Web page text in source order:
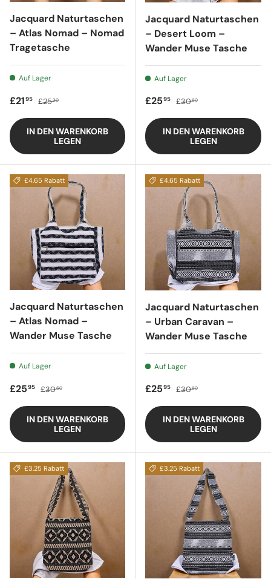
Jacquard Naturtaschen
– Atlas Nomad – Nomad
Tragetasche
Auf Lager
Verkaufspreis
£2195 Regulärer Preis
£2520
IN DEN WARENKORB
LEGEN
Jacquard Naturtaschen
– Desert Loom –
Wander Muse Tasche
Auf Lager
Verkaufspreis
£2595 Regulärer Preis
£3060
IN DEN WARENKORB
LEGEN
£4.65 Rabatt
Jacquard Naturtaschen
– Atlas Nomad –
Wander Muse Tasche
Auf Lager
Verkaufspreis
£2595 Regulärer Preis
£3060
IN DEN WARENKORB
LEGEN
£4.65 Rabatt
Jacquard Naturtaschen
– Urban Caravan –
Wander Muse Tasche
Auf Lager
Verkaufspreis
£2595 Regulärer Preis
£3060
IN DEN WARENKORB
LEGEN
£3.25 Rabatt £3.25 Rabatt